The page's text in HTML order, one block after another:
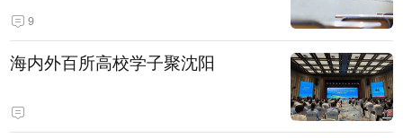
9
海内外百所高校学子聚沈阳